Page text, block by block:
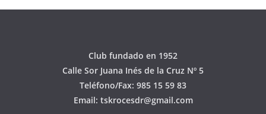
Club fundado en 1952
Calle Sor Juana Inés de la Cruz Nº 5
Teléfono/Fax: 985 15 59 83
Email: tskrocesdr@gmail.com